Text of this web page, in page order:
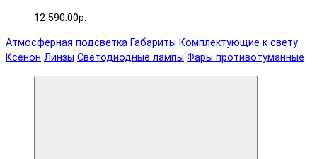
12 590.00р.
Атмосферная подсветка Габариты Комплектующие к свету
Ксенон Линзы Светодиодные лампы Фары противотуманные